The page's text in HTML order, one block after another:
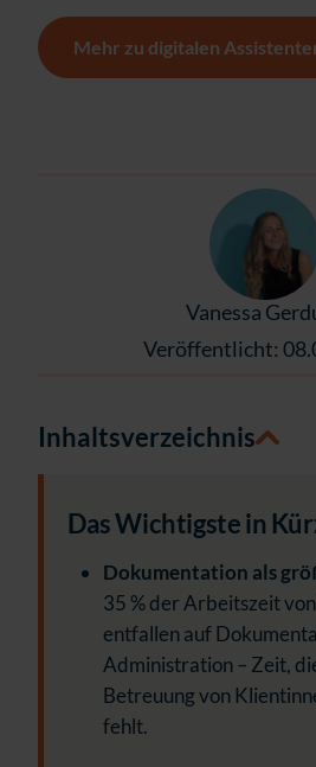
Mehr zu digitalen
Vanessa
Veröffentlicht:
Inhaltsverzeichnis
Das Wichtigste in
Dokumentation als
35 % der Arbeitszeit
entfallen auf
Administration – Zeit,
Betreuung von
fehlt.